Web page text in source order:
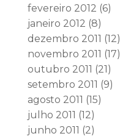
fevereiro 2012 (6)
janeiro 2012 (8)
dezembro 2011 (12)
novembro 2011 (17)
outubro 2011 (21)
setembro 2011 (9)
agosto 2011 (15)
julho 2011 (12)
junho 2011 (2)